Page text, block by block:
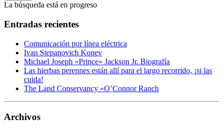
La búsqueda está en progreso
Entradas recientes
Comunicación por línea eléctrica
Ivan Stepanovich Konev
Michael Joseph «Prince» Jackson Jr. Biografía
Las hierbas perennes están allí para el largo recorrido, ¡si las
cuida!
The Land Conservancy «O’Connor Ranch
Archivos